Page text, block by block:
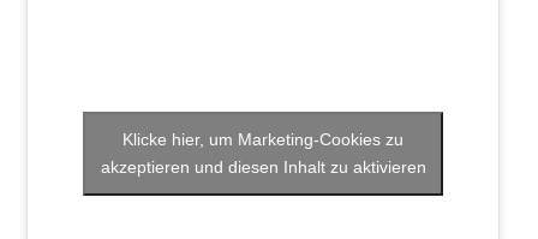
Klicke hier, um Marketing-Cookies zu
akzeptieren und diesen Inhalt zu aktivieren